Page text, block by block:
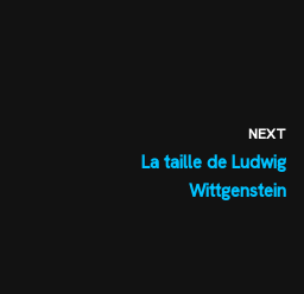
NEXT
La taille de Ludwig
Wittgenstein